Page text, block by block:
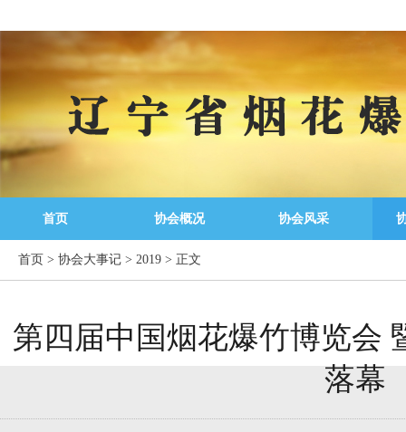
首页 协会概况 协会风采
首页 > 协会大事记 > 2019 > 正文
第四届中国烟花爆竹博览会
落幕